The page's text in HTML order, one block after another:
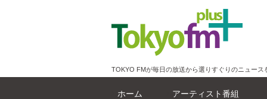
TOKYO FMが毎日の放送から選りすぐりのニュース
ホーム アーティスト番組